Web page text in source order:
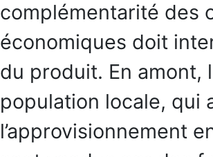
complémentarité des
économiques doit
du produit. En amont,
population locale, qui
l’approvisionnement